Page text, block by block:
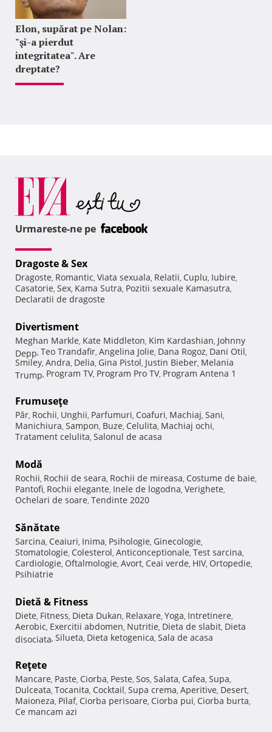
Elon, supărat pe Nolan:
"şi-a pierdut
integritatea". Are
dreptate?
Urmareste-ne pe
Dragoste & Sex
Dragoste, Romantic, Viata sexuala, Relatii, Cuplu, Iubire,
Casatorie, Sex, Kama Sutra, Pozitii sexuale Kamasutra,
Declaratii de dragoste
Divertisment
Meghan Markle, Kate Middleton, Kim Kardashian, Johnny
Depp, Teo Trandafir, Angelina Jolie, Dana Rogoz, Dani Otil,
Smiley, Andra, Delia, Gina Pistol, Justin Bieber, Melania
Trump, Program TV, Program Pro TV, Program Antena 1
Frumuseţe
Păr, Rochii, Unghii, Parfumuri, Coafuri, Machiaj, Sani,
Manichiura, Sampon, Buze, Celulita, Machiaj ochi,
Tratament celulita, Salonul de acasa
Modă
Rochii, Rochii de seara, Rochii de mireasa, Costume de baie,
Pantofi, Rochii elegante, Inele de logodna, Verighete,
Ochelari de soare, Tendinte 2020
Sănătate
Sarcina, Ceaiuri, Inima, Psihologie, Ginecologie,
Stomatologie, Colesterol, Anticonceptionale, Test sarcina,
Cardiologie, Oftalmologie, Avort, Ceai verde, HIV, Ortopedie,
Psihiatrie
Dietă & Fitness
Diete, Fitness, Dieta Dukan, Relaxare, Yoga, Intretinere,
Aerobic, Exercitii abdomen, Nutritie, Dieta de slabit, Dieta
disociata, Silueta, Dieta ketogenica, Sala de acasa
Reţete
Mancare, Paste, Ciorba, Peste, Sos, Salata, Cafea, Supa,
Dulceata, Tocanita, Cocktail, Supa crema, Aperitive, Desert,
Maioneza, Pilaf, Ciorba perisoare, Ciorba pui, Ciorba burta,
Ce mancam azi